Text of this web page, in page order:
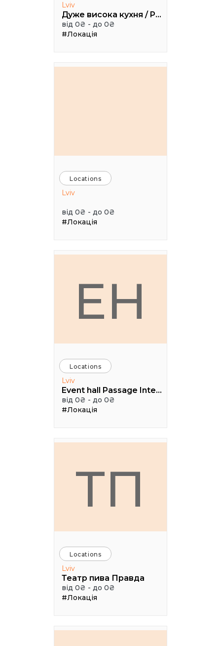
Lviv
Дуже висока кухня / Pretty High Kitchen
від 0₴ - до 0₴
#Локація
Locations
Lviv
від 0₴ - до 0₴
#Локація
EH
Locations
Lviv
Event hall Passage Interdit
від 0₴ - до 0₴
#Локація
ТП
Locations
Lviv
Театр пива Правда
від 0₴ - до 0₴
#Локація